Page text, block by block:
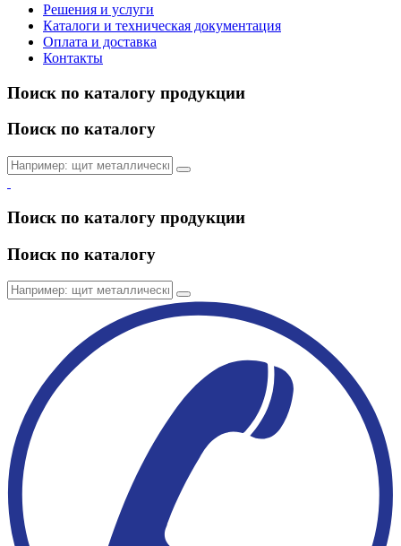
Решения и услуги
Каталоги и техническая документация
Оплата и доставка
Контакты
Поиск по каталогу продукции
Поиск по каталогу
Поиск по каталогу продукции
Поиск по каталогу